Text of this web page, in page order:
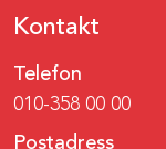
Kontakt
Telefon
010-358 00 00
Postadress